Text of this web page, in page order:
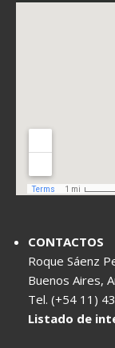
CONTACTOS
Roque Sáenz
Buenos Aires,
Tel. (+54
Listado de